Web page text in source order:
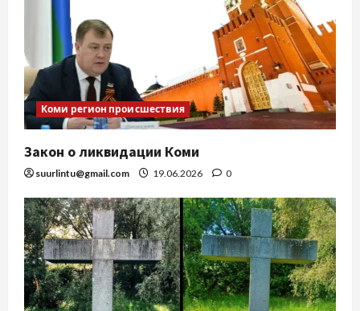
Коми регион происшествия
Закон о ликвидации Коми
suurlintu@gmail.com 19.06.2026 0